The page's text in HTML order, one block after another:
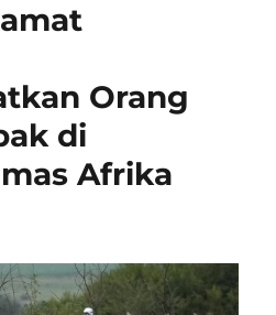
Orang
di
Afrika